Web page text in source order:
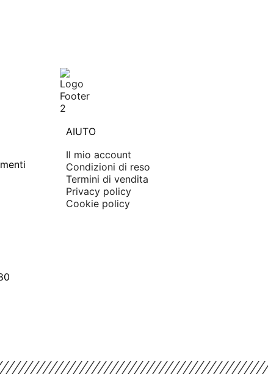
AIUTO
Il mio account
Condizioni di reso
Termini di vendita
Privacy policy
Cookie policy